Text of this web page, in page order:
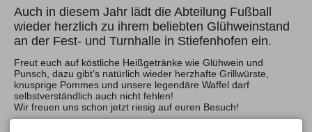
Auch in diesem Jahr lädt die Abteilung Fußball
wieder herzlich zu ihrem beliebten Glühweinstand
an der Fest- und Turnhalle in Stiefenhofen ein.
Freut euch auf köstliche Heißgetränke wie Glühwein und
Punsch, dazu gibt’s natürlich wieder herzhafte Grillwürste,
knusprige Pommes und unsere legendäre Waffel darf
selbstverständlich auch nicht fehlen!
Wir freuen uns schon jetzt riesig auf euren Besuch!